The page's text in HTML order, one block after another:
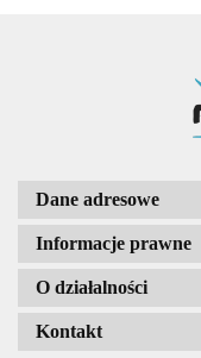
Dane adresowe
Informacje prawne
O działalności
Kontakt